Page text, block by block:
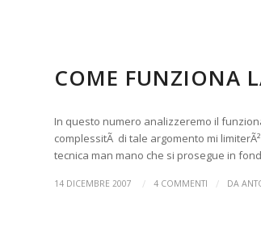
COME FUNZIONA
In questo numero analizzeremo il
complessitÃ di tale argomento mi
tecnica man mano che si prosegue in
14 DICEMBRE 2007 / 4 COMMENTI / DA